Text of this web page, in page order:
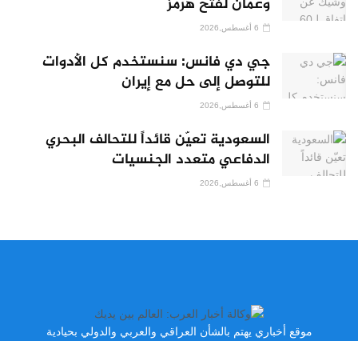
وعمان لفتح هرمز
جي دي فانس: سنستخدم كل الأدوات
للتوصل إلى حل مع إيران
السعودية تعيّن قائداً للتحالف البحري
الدفاعي متعدد الجنسيات
موقع أخباري يهتم بالشأن العراقي والعربي والدولي بحيادية